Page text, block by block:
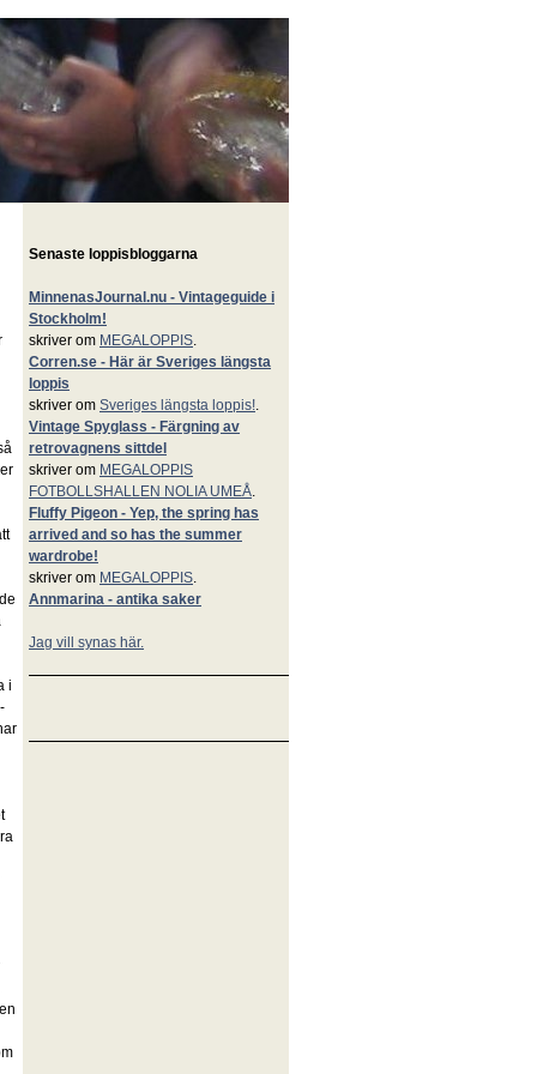
i
Senaste loppisbloggarna
MinnenasJournal.nu - Vintageguide i
Stockholm!
skriver om MEGALOPPIS.
Corren.se - Här är Sveriges längsta
loppis
skriver om Sveriges längsta loppis!.
Vintage Spyglass - Färgning av
retrovagnens sittdel
skriver om MEGALOPPIS
FOTBOLLSHALLEN NOLIA UMEÅ.
Fluffy Pigeon - Yep, the spring has
arrived and so has the summer
wardrobe!
skriver om MEGALOPPIS.
Annmarina - antika saker
Jag vill synas här.